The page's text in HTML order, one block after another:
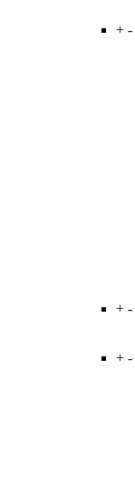
+ -
+ -
+ -